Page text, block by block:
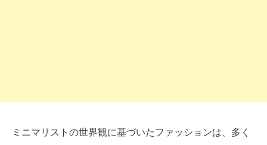
ミニマリストの世界観に基づいたファッションは、多く